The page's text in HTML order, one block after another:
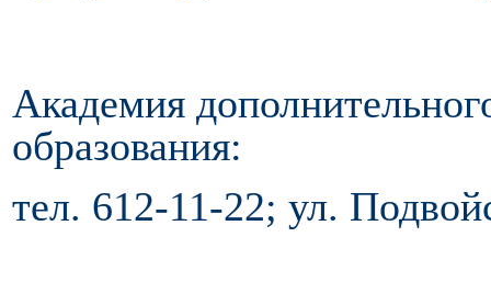
Академия
образования:
тел. 612-11-22; ул.